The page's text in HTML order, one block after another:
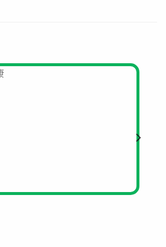
免陽光直射。開封後請儘快飲用。
應該如何報告？
公司聯繫，以便即時處理。